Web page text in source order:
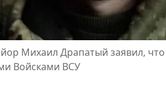
Михаил Драпатый заявил,
Войсками ВСУ